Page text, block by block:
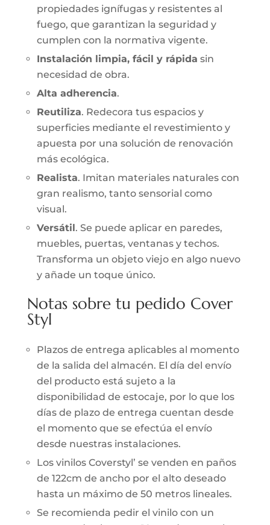
propiedades ignífugas y resistentes al
fuego, que garantizan la seguridad y
cumplen con la normativa vigente.
Instalación limpia, fácil y rápida sin
necesidad de obra.
Alta adherencia.
Reutiliza. Redecora tus espacios y
superficies mediante el revestimiento y
apuesta por una solución de renovación
más ecológica.
Realista. Imitan materiales naturales con
gran realismo, tanto sensorial como
visual.
Versátil. Se puede aplicar en paredes,
muebles, puertas, ventanas y techos.
Transforma un objeto viejo en algo nuevo
y añade un toque único.
Notas sobre tu pedido Cover
Styl
Plazos de entrega aplicables al momento
de la salida del almacén. El día del envío
del producto está sujeto a la
disponibilidad de estocaje, por lo que los
días de plazo de entrega cuentan desde
el momento que se efectúa el envío
desde nuestras instalaciones.
Los vinilos Coverstyl’ se venden en paños
de 122cm de ancho por el alto deseado
hasta un máximo de 50 metros lineales.
Se recomienda pedir el vinilo con un